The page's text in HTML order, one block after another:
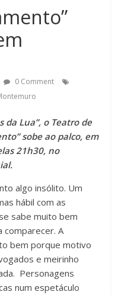
0 Comment
da Lua”, o Teatro de
sobe ao palco, em
21h30, no
algo insólito. Um
hábil com as
sabe muito bem
comparecer. A
bem porque motivo
e meirinho
Personagens
num espetáculo